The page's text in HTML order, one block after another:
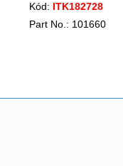
Kód: ITK182728
Part No.: 101660